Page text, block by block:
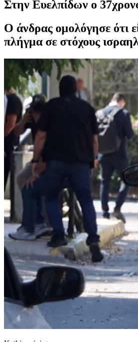
Στην Ευελπίδων ο
Ο άνδρας ομολόγησε ότι
πλήγμα σε στόχους